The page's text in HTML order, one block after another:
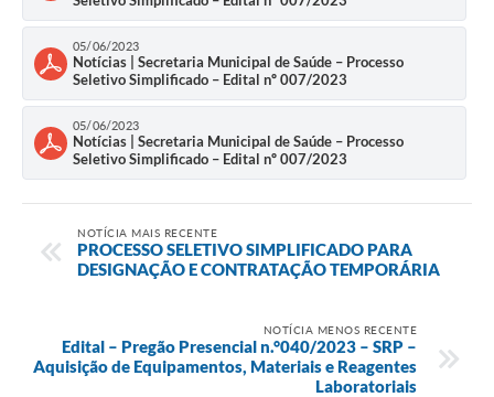
05/06/2023
Notícias | Secretaria Municipal de Saúde – Processo
Seletivo Simplificado – Edital nº 007/2023
05/06/2023
Notícias | Secretaria Municipal de Saúde – Processo
Seletivo Simplificado – Edital nº 007/2023
NOTÍCIA MAIS RECENTE
PROCESSO SELETIVO SIMPLIFICADO PARA
DESIGNAÇÃO E CONTRATAÇÃO TEMPORÁRIA
NOTÍCIA MENOS RECENTE
Edital – Pregão Presencial n.°040/2023 – SRP –
Aquisição de Equipamentos, Materiais e Reagentes
Laboratoriais